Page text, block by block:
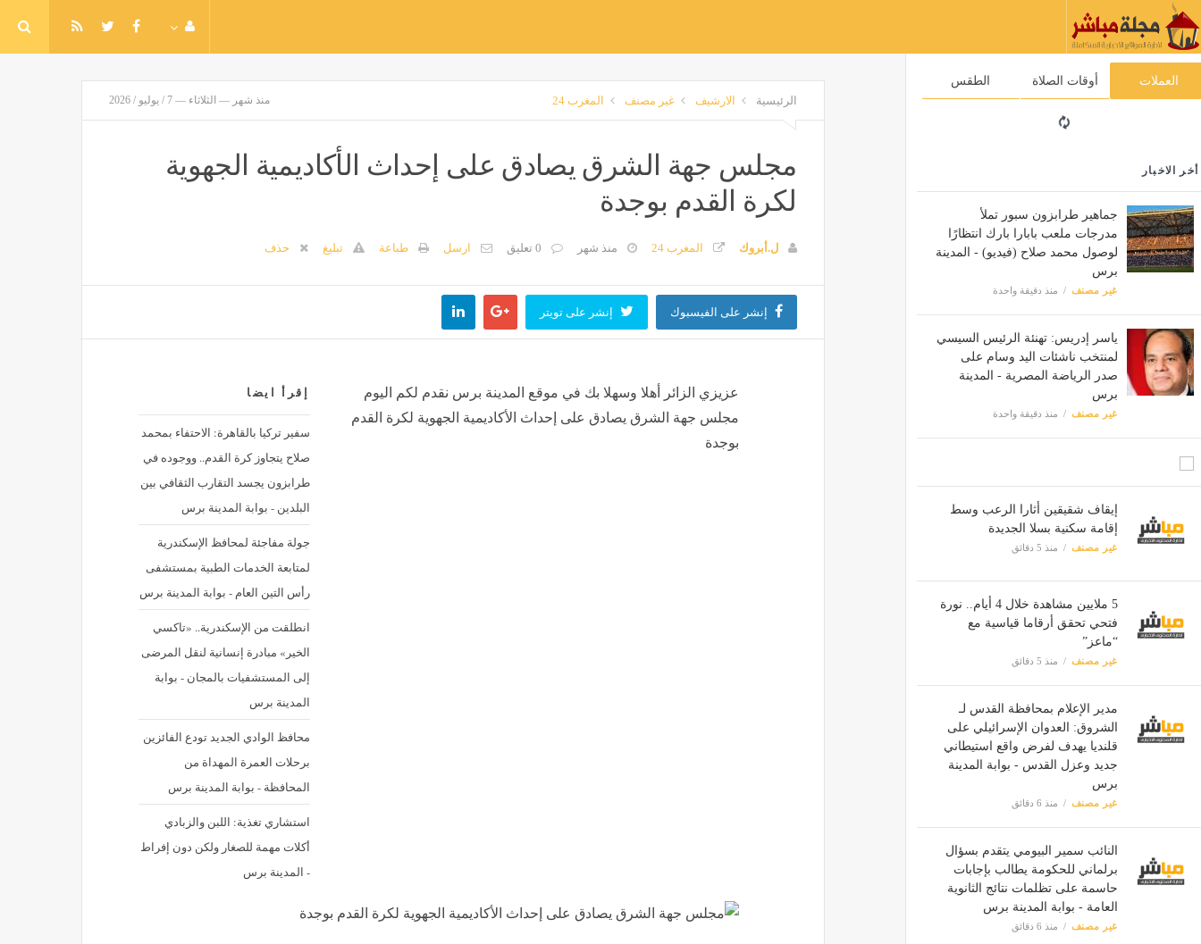
العملات أوقات الصلاة الطقس
أخر الاخبار
جماهير طرابزون سبور تملأ
مدرجات ملعب بابارا بارك انتظارًا
لوصول محمد صلاح (فيديو) - المدينة
برس
غير مصنف منذ دقيقة واحدة
ياسر إدريس: تهنئة الرئيس السيسي
لمنتخب ناشئات اليد وسام على
صدر الرياضة المصرية - المدينة
برس
غير مصنف منذ دقيقة واحدة
إيقاف شقيقين أثارا الرعب وسط
إقامة سكنية بسلا الجديدة
غير مصنف منذ 5 دقائق
5 ملايين مشاهدة خلال 4 أيام.. نورة
فتحي تحقق أرقاما قياسية مع
“ماعز”
غير مصنف منذ 5 دقائق
مدير الإعلام بمحافظة القدس لـ
الشروق: العدوان الإسرائيلي على
قلنديا يهدف لفرض واقع استيطاني
جديد وعزل القدس - بوابة المدينة
برس
غير مصنف منذ 6 دقائق
النائب سمير البيومي يتقدم بسؤال
برلماني للحكومة يطالب بإجابات
حاسمة على تظلمات نتائج الثانوية
العامة - بوابة المدينة برس
غير مصنف منذ 6 دقائق
الرئيسية الارشيف غير مصنف المغرب 24 منذ شهر — الثلاثاء — 7 / يوليو / 2026
مجلس جهة الشرق يصادق على إحداث الأكاديمية الجهوية
لكرة القدم بوجدة
ل.أبروك المغرب 24 منذ شهر 0 تعليق ارسل طباعة تبليغ حذف
إنشر على الفيسبوك إنشر على تويتر
إقرأ ايضا
سفير تركيا بالقاهرة: الاحتفاء بمحمد
صلاح يتجاوز كرة القدم.. ووجوده في
طرابزون يجسد التقارب الثقافي بين
البلدين - بوابة المدينة برس
جولة مفاجئة لمحافظ الإسكندرية
لمتابعة الخدمات الطبية بمستشفى
رأس التين العام - بوابة المدينة برس
انطلقت من الإسكندرية.. «تاكسي
الخير» مبادرة إنسانية لنقل المرضى
إلى المستشفيات بالمجان - بوابة
المدينة برس
محافظ الوادي الجديد تودع الفائزين
برحلات العمرة المهداة من
المحافظة - بوابة المدينة برس
استشاري تغذية: اللبن والزبادي
أكلات مهمة للصغار ولكن دون إفراط
- المدينة برس
عزيزي الزائر أهلا وسهلا بك في موقع المدينة برس نقدم لكم اليوم
مجلس جهة الشرق يصادق على إحداث الأكاديمية الجهوية لكرة القدم
بوجدة